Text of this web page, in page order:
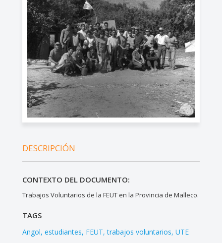
DESCRIPCIÓN
CONTEXTO DEL DOCUMENTO:
Trabajos Voluntarios de la FEUT en la Provincia de Malleco.
TAGS
Angol estudiantes FEUT trabajos voluntarios UTE